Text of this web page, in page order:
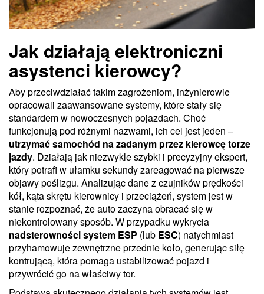
Jak działają elektroniczni
asystenci kierowcy?
Aby przeciwdziałać takim zagrożeniom, inżynierowie
opracowali zaawansowane systemy, które stały się
standardem w nowoczesnych pojazdach. Choć
funkcjonują pod różnymi nazwami, ich cel jest jeden –
utrzymać samochód na zadanym przez kierowcę torze
jazdy. Działają jak niezwykle szybki i precyzyjny ekspert,
który potrafi w ułamku sekundy zareagować na pierwsze
objawy poślizgu. Analizując dane z czujników prędkości
kół, kąta skrętu kierownicy i przeciążeń, system jest w
stanie rozpoznać, że auto zaczyna obracać się w
niekontrolowany sposób. W przypadku wykrycia
nadsterowności system ESP (lub ESC) natychmiast
przyhamowuje zewnętrzne przednie koło, generując siłę
kontrującą, która pomaga ustabilizować pojazd i
przywrócić go na właściwy tor.